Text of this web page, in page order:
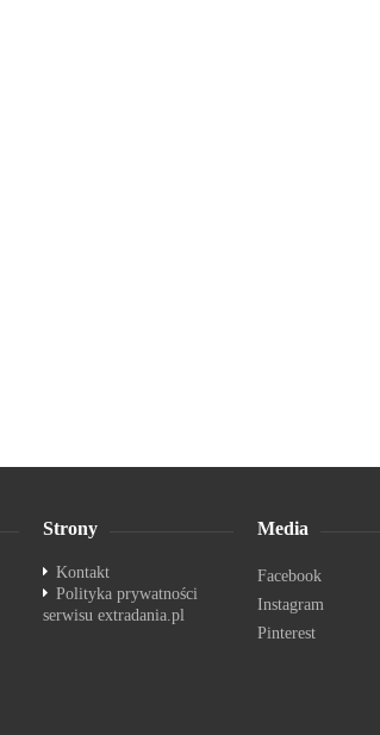
Strony
Kontakt
Polityka prywatności
serwisu extradania.pl
Media
Facebook
Instagram
Pinterest